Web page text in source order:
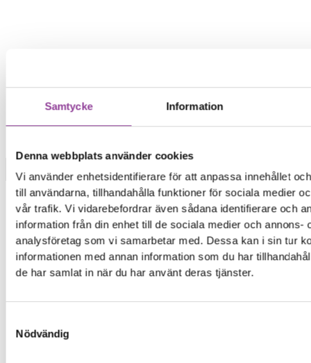
Samtycke Information
Denna webbplats använder cookies
Vi använder enhetsidentifierare för att anpassa innehållet
till användarna, tillhandahålla funktioner för sociala medier
vår trafik. Vi vidarebefordrar även sådana identifierare och
information från din enhet till de sociala medier och annons-
analysföretag som vi samarbetar med. Dessa kan i sin tur
informationen med annan information som du har
de har samlat in när du har använt deras tjänster.
Nödvändig
Märke